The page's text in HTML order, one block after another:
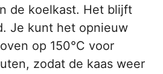
de koelkast. Het blijft
Je kunt het opnieuw
op 150°C voor
zodat de kaas weer